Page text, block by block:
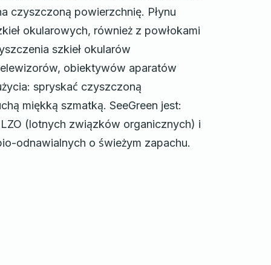
czyszczoną powierzchnię. Płynu
okularowych, również z powłokami
szkieł okularów
obiektywów aparatów
spryskać czyszczoną
miękką szmatką. SeeGreen jest:
(lotnych związków organicznych) i
odnawialnych o świeżym zapachu.